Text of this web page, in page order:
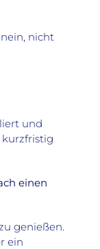
nicht
und
kurzfristig
einen
genießen.
ein